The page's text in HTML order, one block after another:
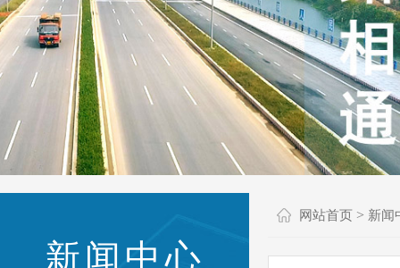
新闻中心
网站首页 > 新闻